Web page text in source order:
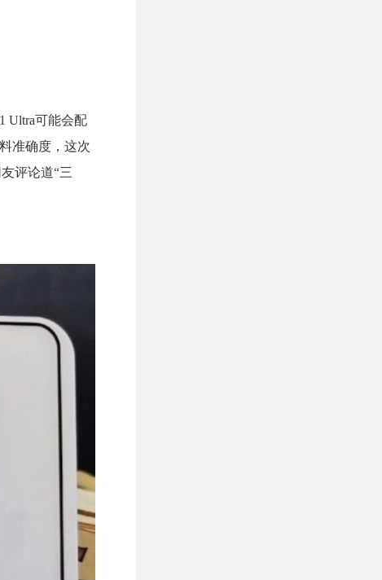
Ultra可能会配
准确度，这次
评论道“三